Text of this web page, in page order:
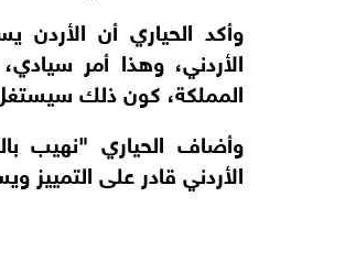
وأكد الحياري أن الأردن
الأردني، وهذا أمر
المملكة، كون ذلك
وأضاف الحياري "نهيب
الأردني قادر على التمييز